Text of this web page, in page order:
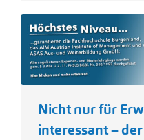
Nicht nur für
interessant –